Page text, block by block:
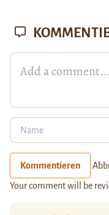
Kommentieren
Your comment will be